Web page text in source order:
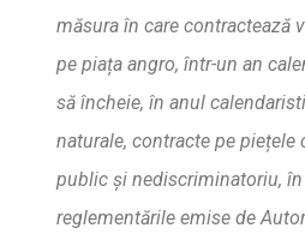
măsuraîn care contractează
pe piața angro, într-un an
să încheie, în anul
naturale, contracte pe piețele
publicși nediscriminatoriu,
reglementările emise de